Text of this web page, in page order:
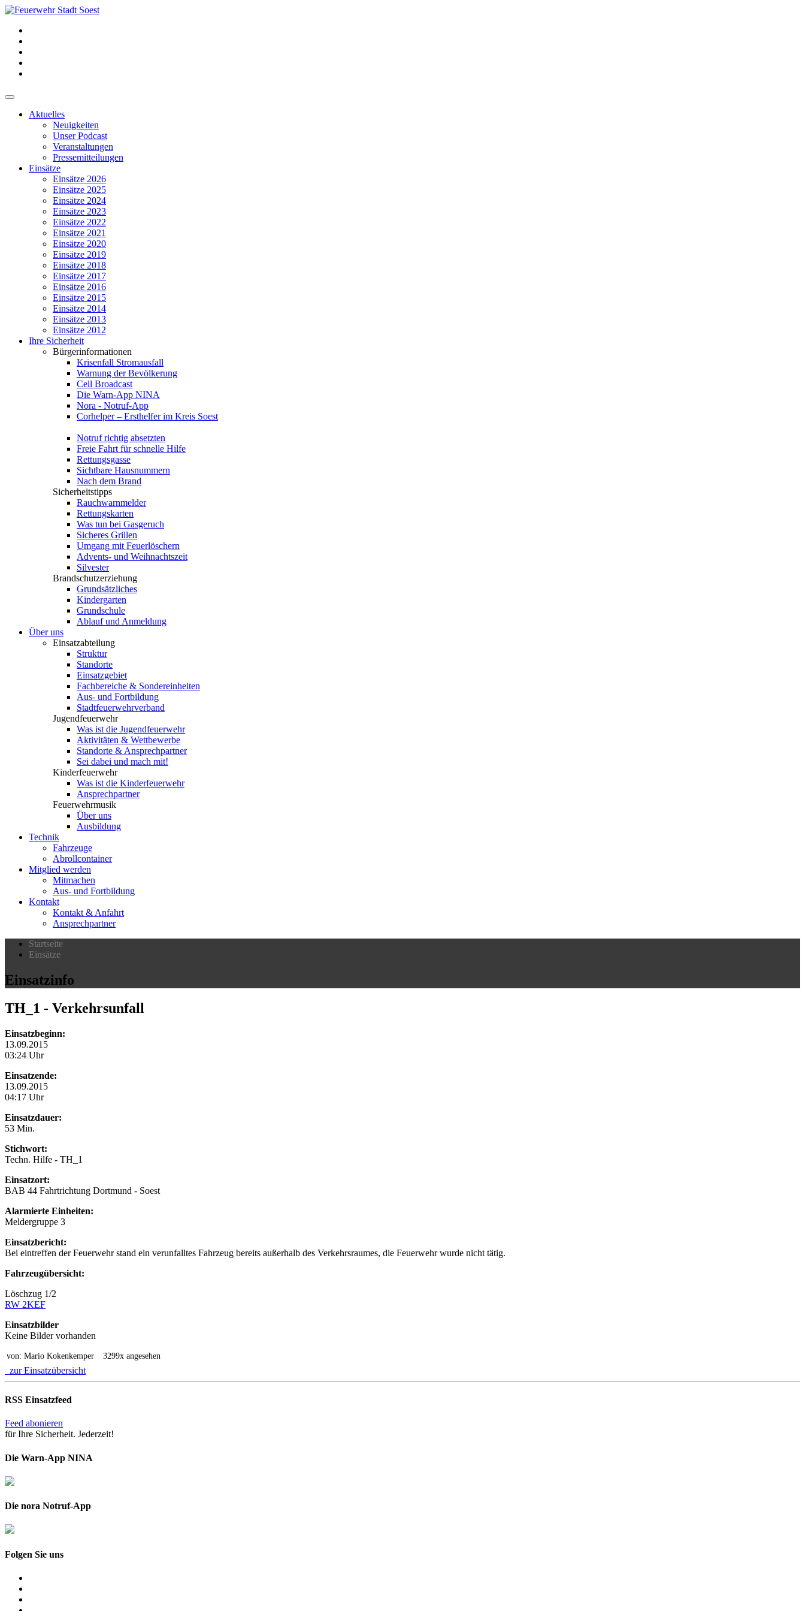
Aktuelles
Neuigkeiten
Unser Podcast
Veranstaltungen
Pressemitteilungen
Einsätze
Einsätze 2026
Einsätze 2025
Einsätze 2024
Einsätze 2023
Einsätze 2022
Einsätze 2021
Einsätze 2020
Einsätze 2019
Einsätze 2018
Einsätze 2017
Einsätze 2016
Einsätze 2015
Einsätze 2014
Einsätze 2013
Einsätze 2012
Ihre Sicherheit
Bürgerinformationen
Krisenfall Stromausfall
Warnung der Bevölkerung
Cell Broadcast
Die Warn-App NINA
Nora - Notruf-App
Corhelper – Ersthelfer im Kreis Soest
Notruf richtig absetzten
Freie Fahrt für schnelle Hilfe
Rettungsgasse
Sichtbare Hausnummern
Nach dem Brand
Sicherheitstipps
Rauchwarnmelder
Rettungskarten
Was tun bei Gasgeruch
Sicheres Grillen
Umgang mit Feuerlöschern
Advents- und Weihnachtszeit
Silvester
Brandschutzerziehung
Grundsätzliches
Kindergarten
Grundschule
Ablauf und Anmeldung
Über uns
Einsatzabteilung
Struktur
Standorte
Einsatzgebiet
Fachbereiche & Sondereinheiten
Aus- und Fortbildung
Stadtfeuerwehrverband
Jugendfeuerwehr
Was ist die Jugendfeuerwehr
Aktivitäten & Wettbewerbe
Standorte & Ansprechpartner
Sei dabei und mach mit!
Kinderfeuerwehr
Was ist die Kinderfeuerwehr
Ansprechpartner
Feuerwehrmusik
Über uns
Ausbildung
Technik
Fahrzeuge
Abrollcontainer
Mitglied werden
Mitmachen
Aus- und Fortbildung
Kontakt
Kontakt & Anfahrt
Ansprechpartner
Startseite
Einsätze
Einsatzinfo
TH_1 - Verkehrsunfall
Einsatzbeginn:
13.09.2015
03:24 Uhr
Einsatzende:
13.09.2015
04:17 Uhr
Einsatzdauer:
53 Min.
Stichwort:
Techn. Hilfe - TH_1
Einsatzort:
BAB 44 Fahrtrichtung Dortmund - Soest
Alarmierte Einheiten:
Meldergruppe 3
Einsatzbericht:
Bei eintreffen der Feuerwehr stand ein verunfalltes Fahrzeug bereits außerhalb des Verkehrsraumes, die Feuerwehr wurde nicht tätig.
Fahrzeugübersicht:
Löschzug 1/2
RW 2KEF
Einsatzbilder
Keine Bilder vorhanden
von: Mario Kokenkemper 3299x angesehen
zur Einsatzübersicht
RSS Einsatzfeed
Feed abonieren
für Ihre Sicherheit. Jederzeit!
Die Warn-App NINA
Die nora Notruf-App
Folgen Sie uns